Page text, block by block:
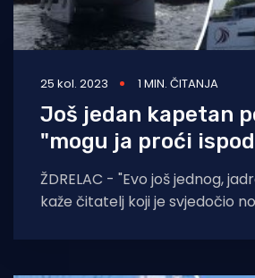
25 kol. 2023 1 MIN. ČITANJA
Još jedan kapetan
"mogu ja proći
ŽDRELAC - "Evo još jednog,
kaže čitatelj koji je svjedočio